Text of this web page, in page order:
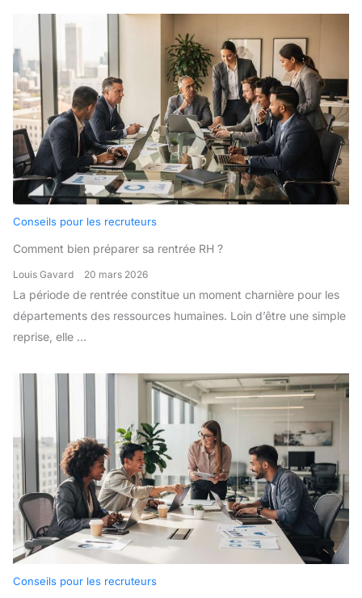
Conseils pour les recruteurs
Comment bien préparer sa rentrée RH ?
Louis Gavard 20 mars 2026
La période de rentrée constitue un moment charnière pour les
départements des ressources humaines. Loin d’être une simple
reprise, elle ...
Conseils pour les recruteurs